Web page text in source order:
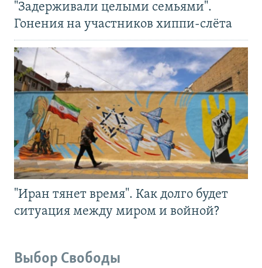
"Задерживали целыми семьями".
Гонения на участников хиппи-слёта
"Иран тянет время". Как долго будет
ситуация между миром и войной?
Выбор Свободы